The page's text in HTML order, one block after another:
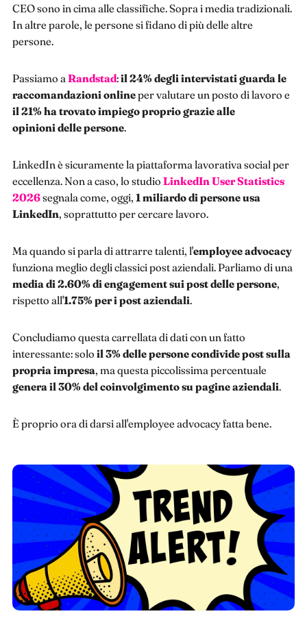
CEO sono in cima alle classifiche. Sopra i media tradizionali.
In altre parole, le persone si fidano di più delle altre
persone.
Passiamo aRandstad:il 24% degli intervistati guarda le
raccomandazioni onlineper valutare un posto di lavoro e
il 21% ha trovato impiego proprio grazie alle
opinioni delle persone.
LinkedIn è sicuramente la piattaforma lavorativa social per
eccellenza. Non a caso, lo studio LinkedIn User Statistics
2026segnala come, oggi, 1 miliardo di persone usa
LinkedIn, soprattutto per cercare lavoro.
Ma quando si parla di attrarre talenti, l'employee advocacy
funziona meglio degli classici post aziendali. Parliamo di una
media di 2.60% di engagement sui post delle persone,
rispetto all'1.75% per i post aziendali.
Concludiamo questa carrellata di dati con un fatto
interessante: solo il 3% delle persone condivide post sulla
propria impresa, ma questa piccolissima percentuale
genera il 30% del coinvolgimento su pagine aziendali.
È proprio ora di darsi all'employee advocacy fatta bene.